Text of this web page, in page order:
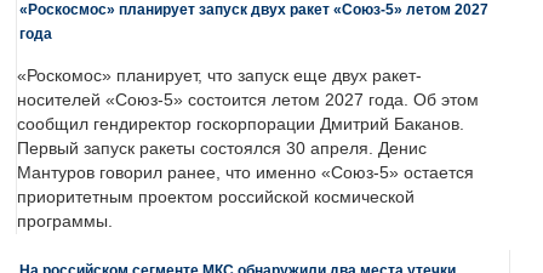
«Роскосмос» планирует запуск двух ракет «Союз-5» летом 2027
года
«Роскомос» планирует, что запуск еще двух ракет-
носителей «Союз-5» состоится летом 2027 года. Об этом
сообщил гендиректор госкорпорации Дмитрий Баканов.
Первый запуск ракеты состоялся 30 апреля. Денис
Мантуров говорил ранее, что именно «Союз-5» остается
приоритетным проектом российской космической
программы.